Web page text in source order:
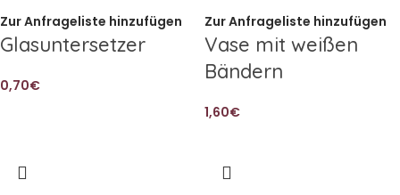
Zur Anfrageliste hinzufügen
Glasuntersetzer
0,70€
Zur Anfrageliste hinzufügen
Vase mit weißen
Bändern
1,60€